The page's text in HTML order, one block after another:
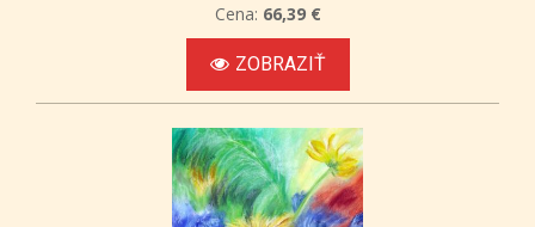
Cena: 66,39 €
ZOBRAZIŤ